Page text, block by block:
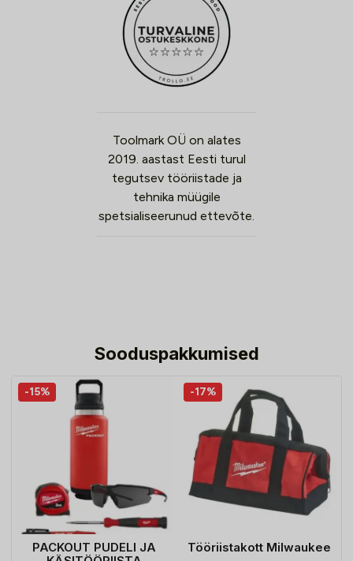
Toolmark OÜ on alates
2019. aastast Eesti turul
tegutsev tööriistade ja
tehnika müügile
spetsialiseerunud ettevõte.
Sooduspakkumised
-15%
PACKOUT PUDELI JA
-17%
Tööriistakott Milwaukee